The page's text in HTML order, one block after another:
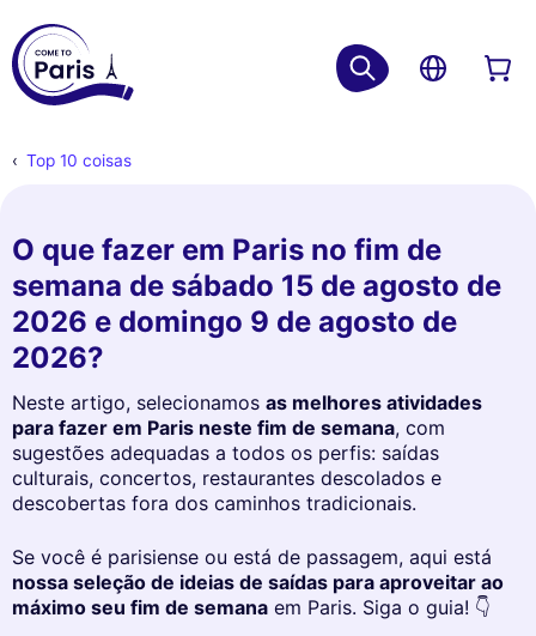
Top 10 coisas
O que fazer em Paris no fim de
semana de sábado 15 de agosto de
2026 e domingo 9 de agosto de
2026?
Neste artigo, selecionamos as melhores atividades
para fazer em Paris neste fim de semana, com
sugestões adequadas a todos os perfis: saídas
culturais, concertos, restaurantes descolados e
descobertas fora dos caminhos tradicionais.
Se você é parisiense ou está de passagem, aqui está
nossa seleção de ideias de saídas para aproveitar ao
máximo seu fim de semana em Paris. Siga o guia! 👇